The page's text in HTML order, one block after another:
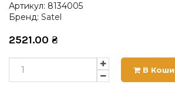
Артикул: 8134005
Бренд: Satel
2521.00 ₴
В